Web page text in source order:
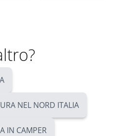
NEL NORD ITALIA
IN CAMPER